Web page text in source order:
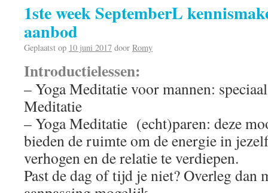
1ste week SeptemberL
aanbod
Geplaatst op 10 juni 2017 door Romy
Introductielessen:
– Yoga Meditatie voor mannen:
Meditatie
– Yoga Meditatie (echt)paren: deze
bieden de ruimte om de energie in
verhogen en de relatie te verdiepen.
Past de dag of tijd je niet? Overleg dan